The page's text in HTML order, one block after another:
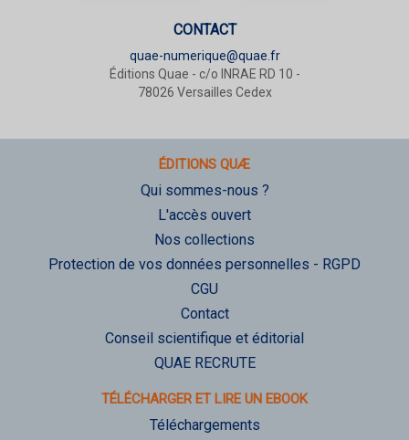
CONTACT
quae-numerique@quae.fr
Éditions Quae - c/o INRAE RD 10 -
78026 Versailles Cedex
ÉDITIONS QUÆ
Qui sommes-nous ?
L'accès ouvert
Nos collections
Protection de vos données personnelles - RGPD
CGU
Contact
Conseil scientifique et éditorial
QUAE RECRUTE
TÉLÉCHARGER ET LIRE UN EBOOK
Téléchargements